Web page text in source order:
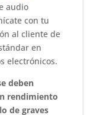
audio
con tu
al cliente de
en
electrónicos.
deben
rendimiento
de graves